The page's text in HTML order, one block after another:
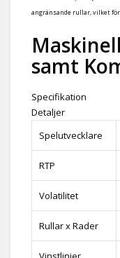
angränsande rullar, vilket
samt
Specifikation
Detaljer
Spelutvecklare
RTP
Volatilitet
Rullar x Rader